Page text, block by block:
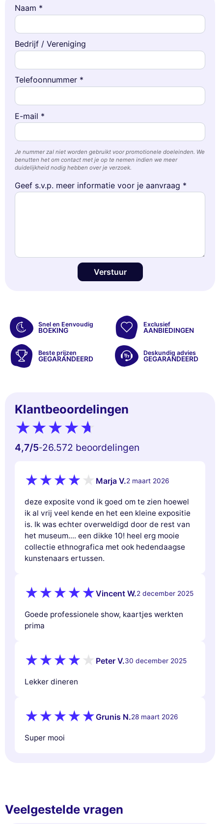
Deze website gebruikt
Wij gebruiken cookies en uw persoonlijke gegevens om uw browse-
ervaring te verbeteren, ons bereik te meten en de advertenties die u
moment accepteren, weigeren of beheren.
Toestemmingen gecertificeerd door
Nooit! Laat me zien Dit is ok voor mik
Naam *
Bedrijf / Vereniging
Telefoonnummer *
E-mail *
Je nummer zal niet worden gebruikt voor promotionele doeleinden. We
benutten het om contact met je op te nemen indien we meer
duidelijkheid nodig hebben over je verzoek.
Geef s.v.p. meer informatie voor je aanvraag *
Verstuur
Snel en Eenvoudig
BOEKING
Exclusief
AANBIEDINGEN
Beste prijzen
GEGARANDEERD
Deskundig advies
GEGARANDEERD
Klantbeoordelingen
4,7/5-26.572 beoordelingen
Marja V.2 maart 2026
deze exposite vond ik goed om te zien hoewel
ik al vrij veel kende en het een kleine expositie
is. Ik was echter overweldigd door de rest van
het museum.... een dikke 10! heel erg mooie
collectie ethnografica met ook hedendaagse
kunstenaars ertussen.
Vincent W.2 december 2025
Goede professionele show, kaartjes werkten
prima
Peter V.30 december 2025
Lekker dineren
Grunis N.28 maart 2026
Super mooi
Veelgestelde vragen